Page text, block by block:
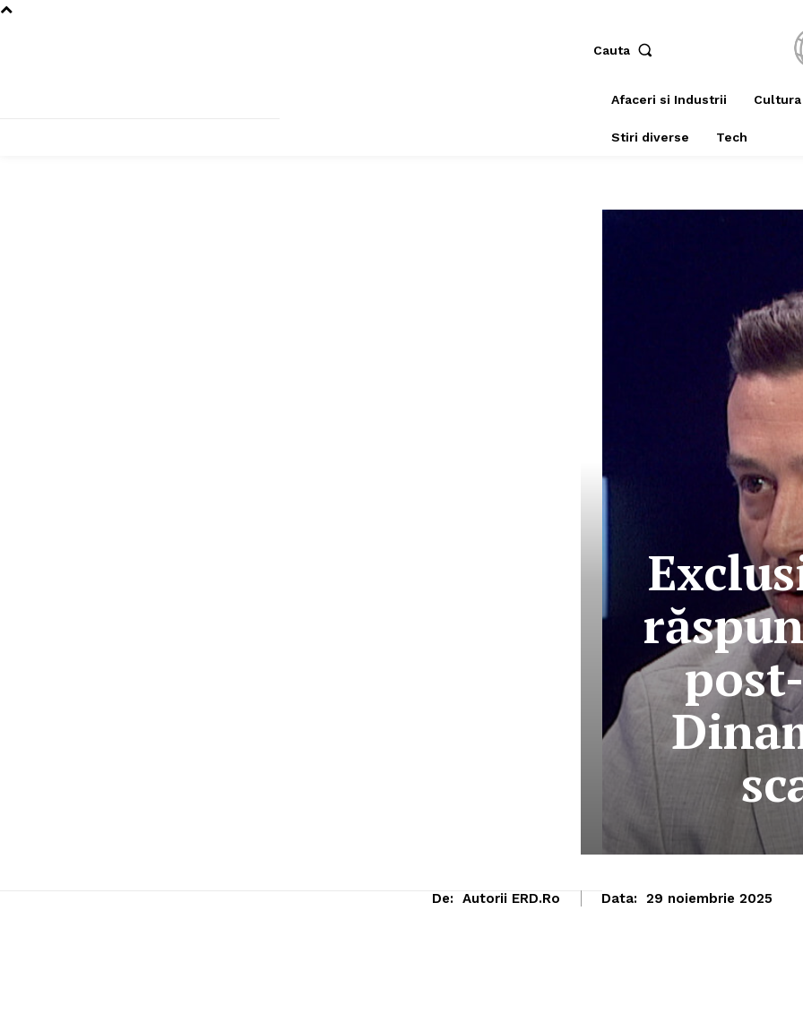
Cauta
Afaceri si Industrii
Stiri diverse Tech
De: Autorii ERD.ro Data: 29 noiembrie 2025